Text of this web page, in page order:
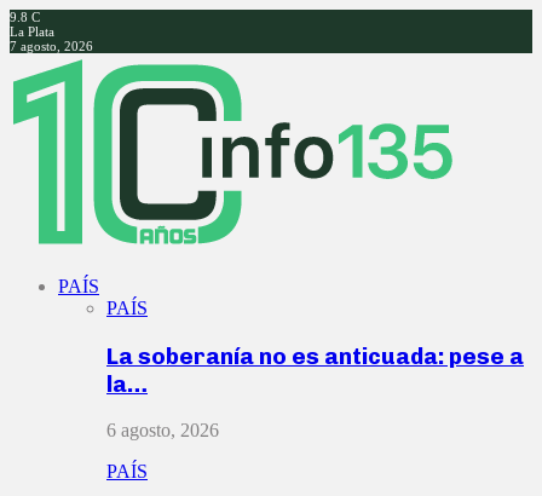
9.8 C
La Plata
7 agosto, 2026
Facebook
Twitter
Instagram
Youtube
PAÍS
PAÍS
La soberanía no es anticuada: pese a
la…
6 agosto, 2026
PAÍS